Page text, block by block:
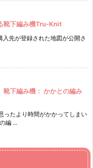
靴下編み機Tru-Knit
先が登録された地図が公開さ
靴下編み機： かかとの編み
ったより時間がかかってしまい
編 ...